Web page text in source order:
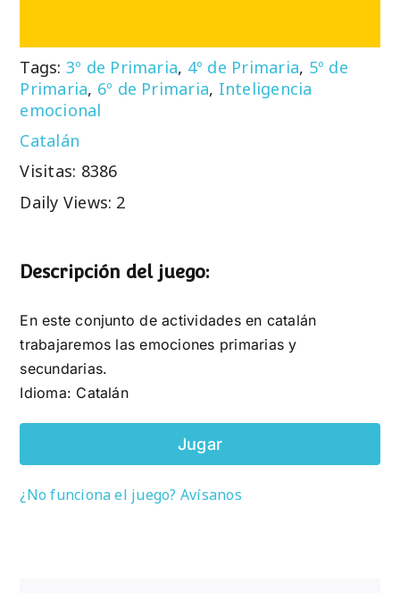
Tags: 3º de Primaria, 4º de Primaria, 5º de
Primaria, 6º de Primaria, Inteligencia
emocional
Catalán
Visitas: 8386
Daily Views: 2
Descripción del juego:
En este conjunto de actividades en catalán
trabajaremos las emociones primarias y
secundarias.
Idioma: Catalán
Jugar
¿No funciona el juego? Avísanos